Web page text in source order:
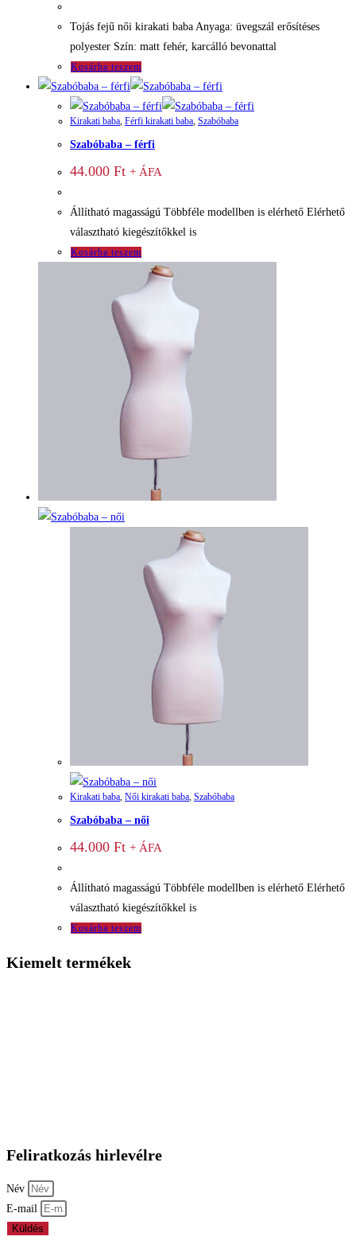
Tojás fejű női kirakati baba Anyaga: üvegszál erősítéses
polyester Szín: matt fehér, karcálló bevonattal
Kosárba teszem
Kirakati baba Férfi kirakati baba Szabóbaba
Szabóbaba – férfi
44.000 Ft + ÁFA
Állítható magasságú Többféle modellben is elérhető Elérhető
választható kiegészítőkkel is
Kosárba teszem
Kirakati baba, Női kirakati baba, Szabóbaba
Szabóbaba – női
44.000 Ft + ÁFA
Állítható magasságú Többféle modellben is elérhető Elérhető
választható kiegészítőkkel is
Kosárba teszem
Kiemelt termékek
Feliratkozás hirlevélre
Név
E-mail
Küldés